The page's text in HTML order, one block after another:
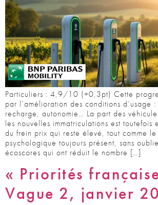
Particuliers : 4,9/10 (+0,3pt) Cette
par l’amélioration des conditions d’usage :
recharge, autonomie… La part des
les nouvelles immatriculations est toutefois
du frein prix qui reste élevé, tout comme le
psychologique toujours présent, sans
écoscores qui ont réduit le nombre […]
« Priorités
Vague 2, janvier